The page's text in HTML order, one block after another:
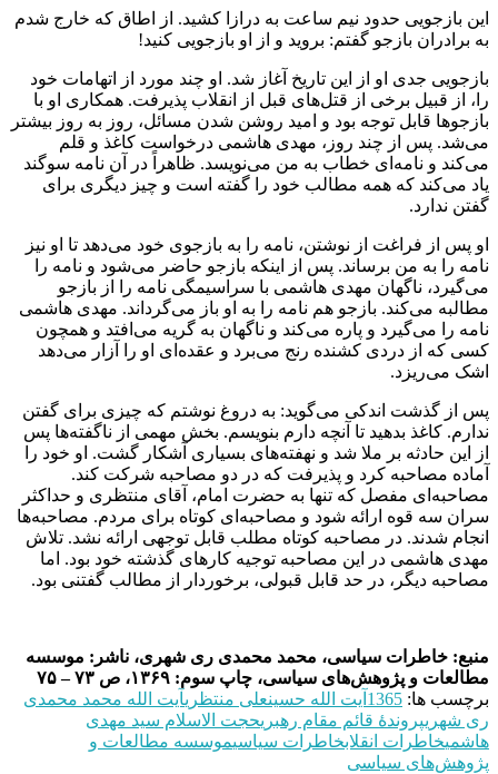
این بازجویی حدود نیم ساعت به درازا کشید. از اطاق که خارج شدم
به برادران بازجو گفتم: بروید و از او بازجویی کنید!
بازجویی جدی او از این تاریخ آغاز شد. او چند مورد از اتهامات خود
را، از قبیل برخی از قتل‌های قبل از انقلاب پذیرفت. همکاری او با
بازجوها قابل توجه بود و امید روشن شدن مسائل، روز به روز بیشتر
می‌شد. پس از چند روز، مهدی هاشمی درخواست کاغذ و قلم
می‌کند و نامه‌ای خطاب به من می‌نویسد. ظاهراً در آن نامه سوگند
یاد می‌کند که همه مطالب خود را گفته است و چیز دیگری برای
گفتن ندارد.
او پس از فراغت از نوشتن، نامه را به بازجوی خود می‌دهد تا او نیز
نامه را به من برساند. پس از اینکه بازجو حاضر می‌شود و نامه را
می‌گیرد، ناگهان مهدی هاشمی با سراسیمگی نامه را از بازجو
مطالبه می‌کند. بازجو هم نامه را به او باز می‌گرداند. مهدی هاشمی
نامه را می‌گیرد و پاره می‌کند و ناگهان به گریه می‌افتد و همچون
کسی که از دردی کشنده رنج می‌برد و عقده‌ای او را آزار می‌دهد
اشک می‌ریزد.
پس از گذشت اندکی می‌گوید: به دروغ نوشتم که چیزی برای گفتن
ندارم. کاغذ بدهید تا آنچه دارم بنویسم. بخش مهمی از ناگفته‌ها پس
از این حادثه بر ملا شد و نهفته‌های بسیاری آشکار گشت. او خود را
آماده مصاحبه کرد و پذیرفت که در دو مصاحبه شرکت کند.
مصاحبه‌ای مفصل که تنها به حضرت امام، آقای منتظری و حداکثر
سران سه قوه ارائه شود و مصاحبه‌ای کوتاه برای مردم. مصاحبه‌ها
انجام شدند. در مصاحبه کوتاه مطلب قابل توجهی ارائه نشد. تلاش
مهدی هاشمی در این مصاحبه توجیه کارهای گذشته خود بود. اما
مصاحبه دیگر، در حد قابل قبولی، برخوردار از مطالب گفتنی بود.
منبع: خاطرات سیاسی، محمد محمدی ری شهری، ناشر: موسسه
مطالعات و پژوهش‌های سیاسی، چاپ سوم: ۱۳۶۹، ص ۷۳ – ۷۵
برچسب ها: 1365 آیت الله حسینعلی منتظریآیت الله محمد محمدی
ری شهریپروندۀ قائم مقام رهبریحجت الاسلام سید مهدی
هاشمیخاطرات انقلابخاطرات سیاسیموسسه مطالعات و
پژوهش‌های سیاسی